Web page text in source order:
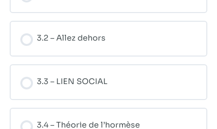
3.2 – Allez dehors
3.3 – LIEN SOCIAL
3.4 – Théorie de l’hormèse